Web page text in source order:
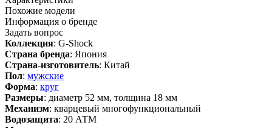
Похожие модели
Информация о бренде
Задать вопрос
Коллекция: G-Shock
Страна бренда: Япония
Страна-изготовитель: Китай
Пол: мужские
Форма: круг
Размеры: диаметр 52 мм, толщина 18 мм
Механизм: кварцевый многофункциональный
Водозащита: 20 АТМ